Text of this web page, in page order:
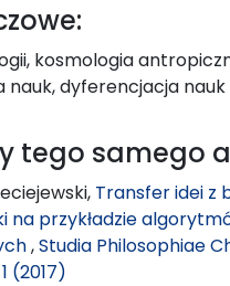
kosmologia
nauk, dyferencjacja nauk
tego samego
Transfer idei z
na przykładzie
,Studia Philosophiae
(2017)